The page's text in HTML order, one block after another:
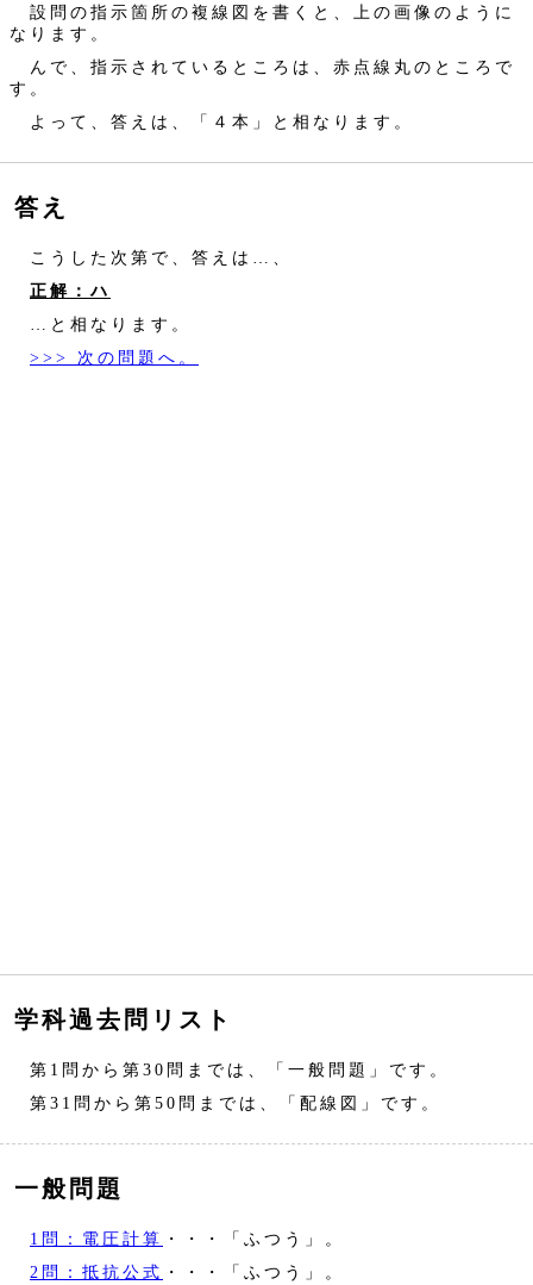
設問の指示箇所の複線図を書くと、上の画像のように
なります。
んで、指示されているところは、赤点線丸のところで
す。
よって、答えは、「４本」と相なります。
答え
こうした次第で、答えは…、
正解：ハ
…と相なります。
>>> 次の問題へ。
学科過去問リスト
第1問から第30問までは、「一般問題」です。
第31問から第50問までは、「配線図」です。
一般問題
1問：電圧計算 ・・・「ふつう」。
2問：抵抗公式 ・・・「ふつう」。